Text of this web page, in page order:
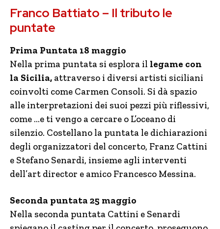
Franco Battiato – Il tributo le
puntate
Prima Puntata 18 maggio
Nella prima puntata si esplora il legame con
la Sicilia, attraverso i diversi artisti siciliani
coinvolti come Carmen Consoli. Si dà spazio
alle interpretazioni dei suoi pezzi più riflessivi,
come …e ti vengo a cercare o L’oceano di
silenzio. Costellano la puntata le dichiarazioni
degli organizzatori del concerto, Franz Cattini
e Stefano Senardi, insieme agli interventi
dell’art director e amico Francesco Messina.
Seconda puntata 25 maggio
Nella seconda puntata Cattini e Senardi